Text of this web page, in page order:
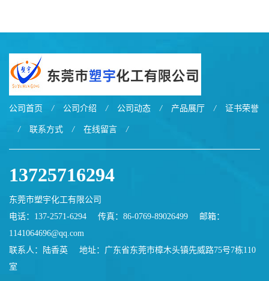
公司首页 / 公司介绍 / 公司动态 / 产品展厅 / 证书荣誉
/ 联系方式 / 在线留言 /
13725716294
东莞市塑宇化工有限公司
电话：137-2571-6294
传真：86-0769-89026499
邮箱：
1141064696@qq.com
联系人：陆香英
地址：广东省东莞市樟木头镇先威路75号7栋110
室